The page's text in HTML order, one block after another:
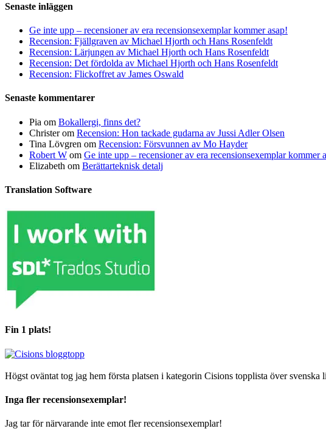
Senaste inläggen
Ge inte upp – recensioner av era recensionsexemplar kommer asap!
Recension: Fjällgraven av Michael Hjorth och Hans Rosenfeldt
Recension: Lärjungen av Michael Hjorth och Hans Rosenfeldt
Recension: Det fördolda av Michael Hjorth och Hans Rosenfeldt
Recension: Flickoffret av James Oswald
Senaste kommentarer
Pia om Bokallergi, finns det?
Christerom Recension: Hon tackade gudarna av Jussi Adler Olsen
Tina Lövgren om Recension: Försvunnen av Mo Hayder
Robert W om Ge inte upp – recensioner av era recensionsexemplar kommer
Elizabeth om Berättarteknisk detalj
Translation Software
Fin 1 plats!
Högst oväntat tog jag hem första platsen i kategorin Cisions topplista över svenska
Inga fler recensionsexemplar!
Jag tar för närvarande inte emot fler recensionsexemplar!